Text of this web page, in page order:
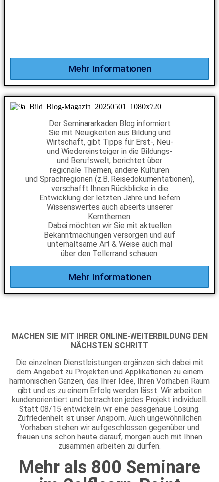
Mehr Informationen
Der Seminararkaden Blog informiert
Sie mit Neuigkeiten aus Bildung und
Wirtschaft, gibt Tipps für Erst-, Neu-
und Wiedereinsteiger in die Bildungs-
und Berufswelt, berichtet über
regionale Themen, andere Kulturen
und Sprachregionen (z.B. Reisedokumentationen),
verschafft Ihnen Rückblicke in die
Entwicklung der letzten Jahre und liefern
Wissenswertes auch abseits unserer
Kernthemen.
Dabei möchten wir Sie mit aktuellen
Bekanntmachungen versorgen und auf
unterhaltsame Art & Weise auch mal
über den Tellerrand schauen.
Mehr Informationen
MACHEN SIE MIT IHRER ONLINE-WEITERBILDUNG DEN
NÄCHSTEN SCHRITT
Die einzelnen Dienstleistungen ergänzen sich dabei mit
dem Angebot zu Projekten und Applikationen zu einem
harmonischen Ganzen, das Ihrer Idee, Ihren Vorhaben Raum
gibt und es zu einem Erfolg werden lässt. Wir arbeiten
kundenorientiert und betrachten jedes Projekt individuell.
Statt 08/15 entwickeln wir eine passgenaue Lösung.
Zufriedenheit ist unser Ansporn. Auch ungewöhnlichen
Vorhaben stehen wir aufgeschlossen gegenüber und
freuen uns schon heute darauf, morgen auch mit Ihnen
zusammen arbeiten zu dürfen.
Mehr als 800 Seminare